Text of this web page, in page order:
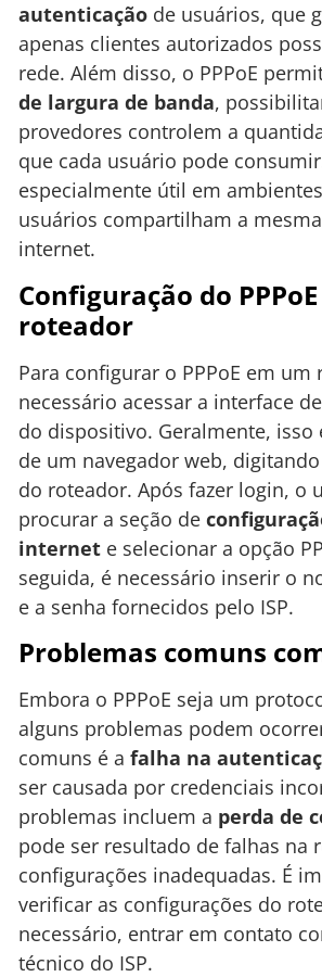
autenticação de usuários, que
apenas clientes autorizados
rede. Além disso, o PPPoE
de largura de banda,
provedores controlem a
que cada usuário pode
especialmente útil em
usuários compartilham a
internet.
Configuração do
roteador
Para configurar o PPPoE em um
necessário acessar a interface
do dispositivo. Geralmente, isso
de um navegador web,
do roteador. Após fazer login, o
procurar a seção de
internet e selecionar a opção
seguida, é necessário inserir o
e a senha fornecidos pelo ISP.
Problemas comuns
Embora o PPPoE seja um
alguns problemas podem
comuns é a falha na
ser causada por credenciais
problemas incluem a perda de
pode ser resultado de falhas na
configurações inadequadas. É
verificar as configurações do
necessário, entrar em contato
técnico do ISP.